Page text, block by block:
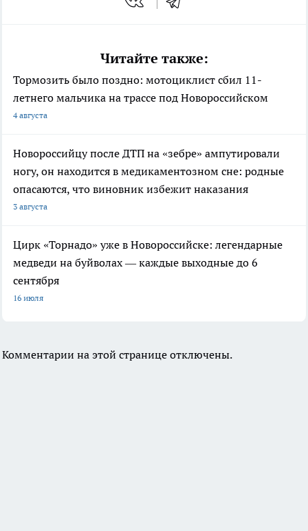
Читайте также:
Тормозить было поздно: мотоциклист сбил 11-
летнего мальчика на трассе под Новороссийском
4 августа
Новороссийцу после ДТП на «зебре» ампутировали
ногу, он находится в медикаментозном сне: родные
опасаются, что виновник избежит наказания
3 августа
Цирк «Торнадо» уже в Новороссийске: легендарные
медведи на буйволах — каждые выходные до 6
сентября
16 июля
Комментарии на этой странице отключены.